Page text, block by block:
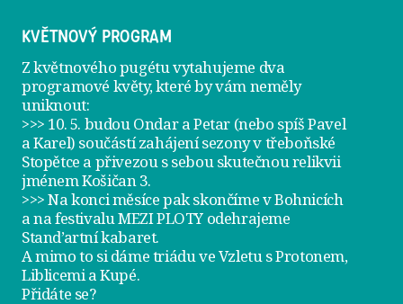
KVĚTNOVÝ PROGRAM
Z květnového pugétu vytahujeme dva
programové květy, které by vám neměly
uniknout:
>>> 10. 5. budou Ondar a Petar (nebo spíš Pavel
a Karel) součástí zahájení sezony vtřeboňské
Stopětce a přivezou s sebou skutečnou relikvii
jménemKošičan 3.
>>> Na konci měsíce pak skončíme v Bohnicích
a na festivaluMEZI PLOTY odehrajeme
Stand’artní kabaret.
A mimo to si dámetriádu ve Vzletu s Protonem,
Liblicemi a Kupé.
Přidáte se?